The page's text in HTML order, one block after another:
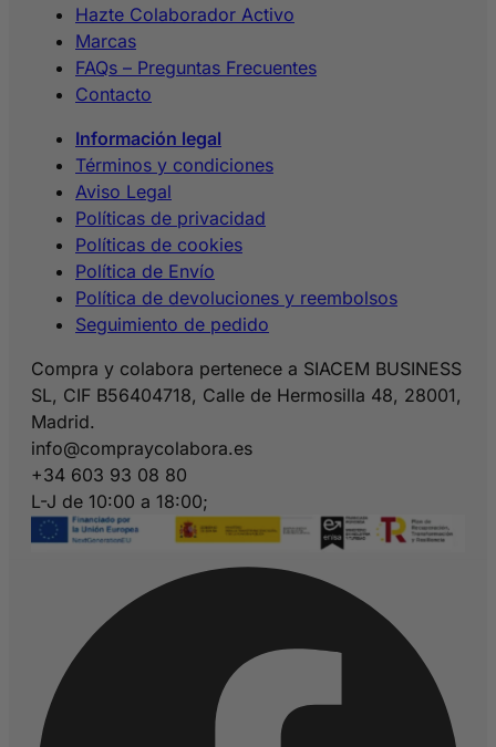
Hazte Colaborador Activo
Marcas
FAQs – Preguntas Frecuentes
Contacto
Información legal
Términos y condiciones
Aviso Legal
Políticas de privacidad
Políticas de cookies
Política de Envío
Política de devoluciones y reembolsos
Seguimiento de pedido
Compra y colabora pertenece a SIACEM BUSINESS
SL, CIF B56404718, Calle de Hermosilla 48, 28001,
Madrid.
info@compraycolabora.es
+34 603 93 08 80
L-J de 10:00 a 18:00;
V de 10:00 a 15:00